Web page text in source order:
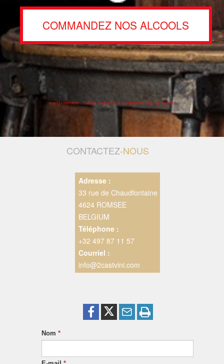
COMMANDEZ NOS ALCOOLS
Avertissement : l’abus d’alcool est dangereux pour la santé !
CONTACTEZ-NOUS
Adresse :
33 rue de Chaudfontaine
4624 ROMSEE
BELGIUM
Téléphone :
+32 497 87 11 57
Courriel :
info@2castvini.com
Nom *